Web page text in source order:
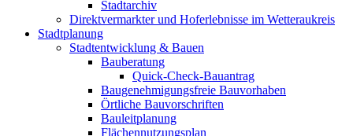
Stadtarchiv
Direktvermarkter und Hoferlebnisse im Wetteraukreis
Stadtplanung
Stadtentwicklung & Bauen
Bauberatung
Quick-Check-Bauantrag
Baugenehmigungsfreie Bauvorhaben
Örtliche Bauvorschriften
Bauleitplanung
Flächennutzungsplan